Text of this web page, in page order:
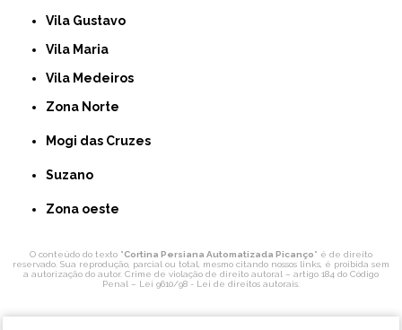
Vila Gustavo
Vila Maria
Vila Medeiros
Zona Norte
Mogi das Cruzes
Suzano
Zona oeste
O conteúdo do texto "Cortina Persiana Automatizada Picanço" é de direito
reservado. Sua reprodução, parcial ou total, mesmo citando nossos links, é proibida sem
a autorização do autor. Crime de violação de direito autoral – artigo 184 do Código
Penal – Lei 9610/98 - Lei de direitos autorais